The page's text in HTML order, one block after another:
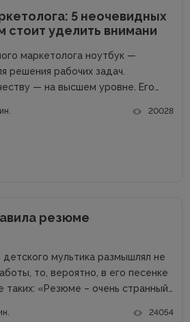
5 неочевидных
уделить внимани
маркетолога ноутбук —
решения рабочих задач.
— на высшем уровне. Его
«железа» — даже не
процессора, топовой
20028
резюме
детского мультика размышлял не
то, вероятно, в его песенке
«Резюме – очень странный
24054